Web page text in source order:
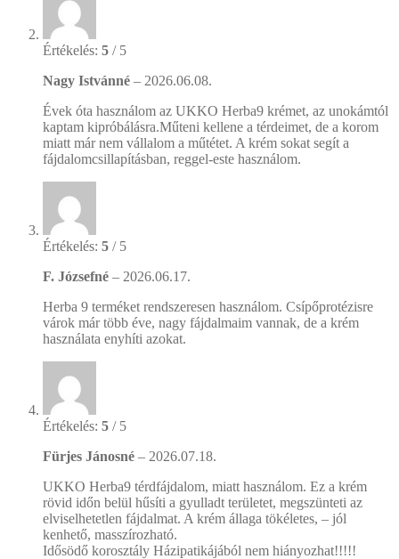
Értékelés: 5 / 5
Nagy Istvánné – 2026.06.08.
Évek óta használom az UKKO Herba9 krémet, az unokámtól
kaptam kipróbálásra.Műteni kellene a térdeimet, de a korom
miatt már nem vállalom a műtétet. A krém sokat segít a
fájdalomcsillapításban, reggel-este használom.
Értékelés: 5 / 5
F. Józsefné – 2026.06.17.
Herba 9 terméket rendszeresen használom. Csípőprotézisre
várok már több éve, nagy fájdalmaim vannak, de a krém
használata enyhíti azokat.
Értékelés: 5 / 5
Fürjes Jánosné – 2026.07.18.
UKKO Herba9 térdfájdalom, miatt használom. Ez a krém
rövid időn belül hűsíti a gyulladt területet, megszünteti az
elviselhetetlen fájdalmat. A krém állaga tökéletes, – jól
kenhető, masszírozható.
Idősödő korosztály Házipatikájából nem hiányozhat!!!!!